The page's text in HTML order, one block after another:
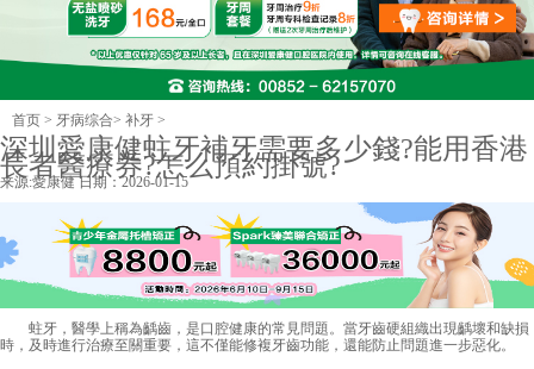
首页 > 牙病综合> 补牙 >
深圳愛康健蛀牙補牙需要多少錢?能用香港
長者醫療券?怎么預約掛號?
来源:愛康健日期：2026-01-15
蛀牙，醫學上稱為齲齒，是口腔健康的常見問題。當牙齒硬組織出現齲壞和缺損
時，及時進行治療至關重要，這不僅能修複牙齒功能，還能防止問題進一步惡化。